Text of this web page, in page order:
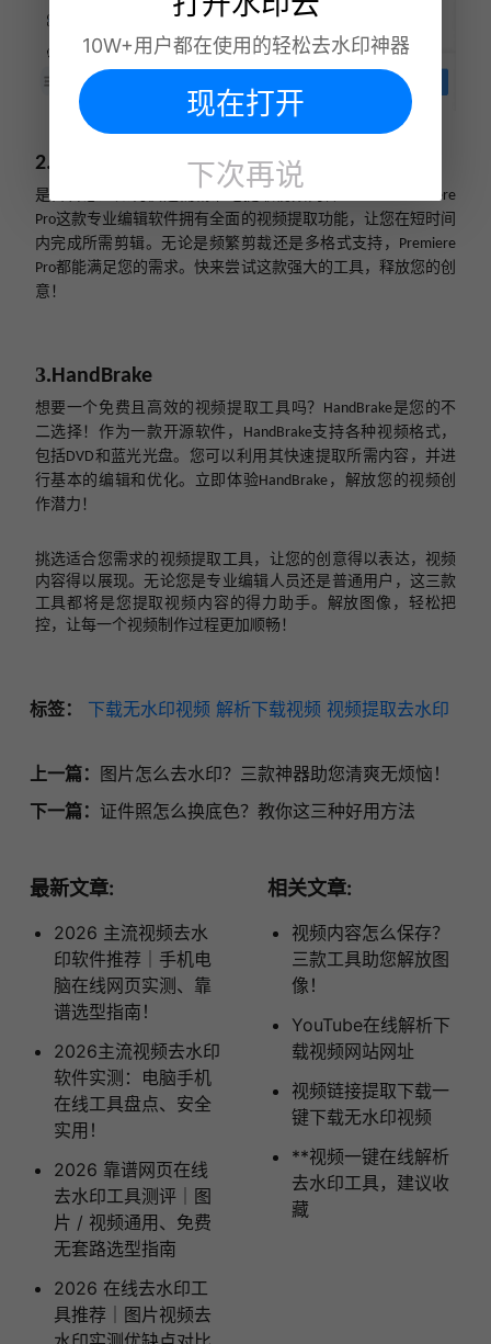
2. Adobe Premiere Pro
是否曾想过如何快速而精准地提取视频内容？
Adobe Premiere
Pro这款专业编辑软件拥有全面的视频提取功能，让您在短时间
内完成所需剪辑。无论是频繁剪裁还是多格式支持，
Premiere
Pro都能满足您的需求。快来尝试这款强大的工具，释放您的创
意！
3. HandBrake
想要一个免费且高效的视频提取工具吗？ HandBrake是您的不
二选择！作为一款开源软件，
HandBrake支持各种视频格式，
包括DVD和蓝光光盘。您可以利用其快速提取所需内容，并进
行基本的编辑和优化。立即体验HandBrake ，解放您的视频创
作潜力！
挑选适合您需求的视频提取工具，让您的创意得以表达，视频
内容得以展现。无论您是专业编辑人员还是普通用户，这三款
工具都将是您提取视频内容的得力助手。解放图像，轻松把
控，让每一个视频制作过程更加顺畅！
标签： 下载无水印视频 解析下载视频 视频提取去水印
上一篇： 图片怎么去水印？三款神器助您清爽无烦恼！
下一篇： 证件照怎么换底色？教你这三种好用方法
最新文章:
2026 主流视频去水
印软件推荐｜手机电
脑在线网页实测、靠
谱选型指南！
2026主流视频去水印
软件实测：电脑手机
在线工具盘点、安全
实用！
2026 靠谱网页在线
去水印工具测评｜图
片 / 视频通用、免费
无套路选型指南
2026 在线去水印工
具推荐｜图片视频去
相关文章:
视频内容怎么保存？
三款工具助您解放图
像！
YouTube在线解析下
载视频网站网址
视频链接提取下载一
键下载无水印视频
**视频一键在线解析
去水印工具，建议收
藏
10W+用户都在使用的轻松去水印神器
现在打开
下次再说